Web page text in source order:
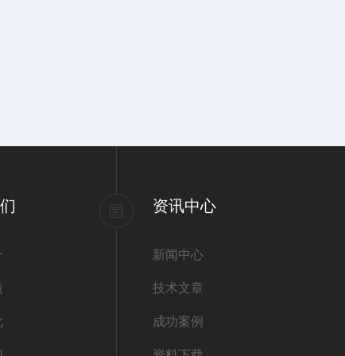
资讯中心
新闻中心
技术文章
成功案例